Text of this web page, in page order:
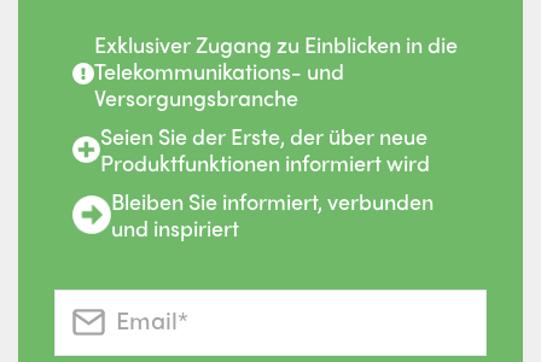
Exklusiver Zugang zu Einblicken in die
Telekommunikations- und
Versorgungsbranche
Seien Sie der Erste, der über neue
Produktfunktionen informiert wird
Bleiben Sie informiert, verbunden
und inspiriert